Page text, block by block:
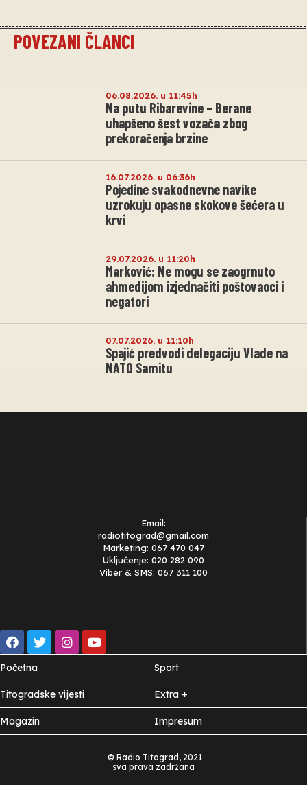
POVEZANI ČLANCI
06.08.2026. u 11:45h
Na putu Ribarevine – Berane
uhapšeno šest vozača zbog
prekoračenja brzine
16.07.2026. u 06:36h
Pojedine svakodnevne navike
uzrokuju opasne skokove šećera u
krvi
29.07.2026. u 11:20h
Marković: Ne mogu se zaogrnuto
ahmedijom izjednačiti poštovaoci i
negatori
07.07.2026. u 11:10h
Spajić predvodi delegaciju Vlade na
NATO Samitu
Email:
radiotitograd@gmail.com
Marketing: 067 470 047
Uključenje: 020 282 090
Viber & SMS: 067 311 100
Početna
Titogradske vijesti
Magazin
Sport
Extra +
Impresum
© Radio Titograd, 2021
sva prava zadržana